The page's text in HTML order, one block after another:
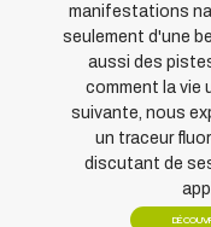
manifestations
seulement d'une
aussi des
comment la vie
suivante, nous
un traceur
discutant de